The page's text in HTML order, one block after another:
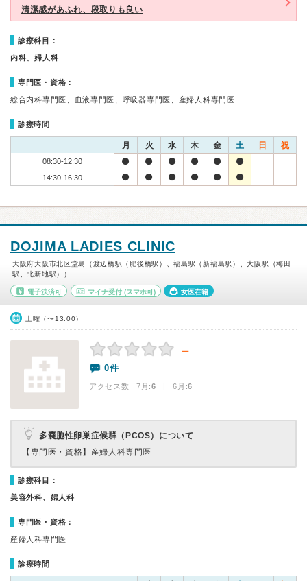
清潔感があふれ、段取りも良い
診療科目：
内科、婦人科
専門医・資格：
総合内科専門医、血液専門医、呼吸器専門医、産婦人科専門医
診療時間
月 火 水 木 金 土 日 祝
08:30-12:30
14:30-16:30
DOJIMA LADIES CLINIC
大阪府大阪市北区堂島（渡辺橋駅（肥後橋駅）、福島駅（新福島駅）、大阪駅（梅田
駅、北新地駅））
電子決済可 マイナ受付(スマホ可) 女医在籍
土曜（〜13:00）
－
0件
アクセス数 7月:6 | 6月:6
多嚢胞性卵巣症候群（PCOS）について
【専門医・資格】 産婦人科専門医
診療科目：
美容外科、婦人科
専門医・資格：
産婦人科専門医
診療時間